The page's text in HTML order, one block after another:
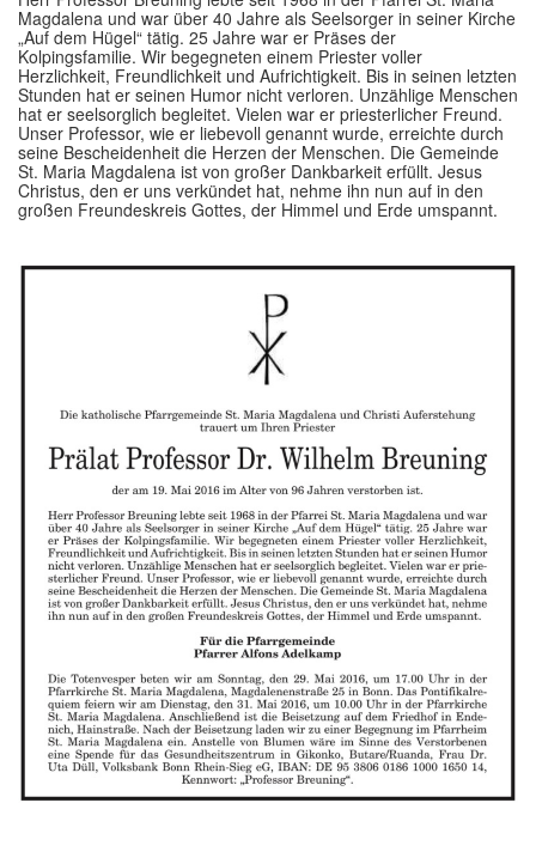
Magdalena und war über 40 Jahre als Seelsorger in seiner Kirche
„Auf dem Hügel“ tätig. 25 Jahre war er Präses der
Kolpingsfamilie. Wir begegneten einem Priester voller
Herzlichkeit, Freundlichkeit und Aufrichtigkeit. Bis in seinen letzten
Stunden hat er seinen Humor nicht verloren. Unzählige Menschen
hat er seelsorglich begleitet. Vielen war er priesterlicher Freund.
Unser Professor, wie er liebevoll genannt wurde, erreichte durch
seine Bescheidenheit die Herzen der Menschen. Die Gemeinde
St. Maria Magdalena ist von großer Dankbarkeit erfüllt. Jesus
Christus, den er uns verkündet hat, nehme ihn nun auf in den
großen Freundeskreis Gottes, der Himmel und Erde umspannt.